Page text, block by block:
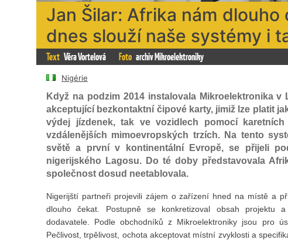
Jan Šilar: Afrika nám dlouho
dnes slouží naše systémy i
Text Věra Vortelová Foto archiv Mikroelektroniky
Nigérie
Když na podzim 2014 instalovala Mikroelektronika
akceptující bezkontaktní čipové karty, jimiž lze platit
výdej jízdenek, tak ve vozidlech pomocí
vzdálenějších mimoevropských trzích. Na tento
světě a první v kontinentální Evropě, se přijeli
nigerijského Lagosu. Do té doby představovala
společnost dosud neetablovala.
Nigerijští partneři projevili zájem o zařízení hned na místě a
dlouho čekat. Postupně se konkretizoval obsah projektu
dodavatele. Podle obchodníků z Mikroelektroniky jsou pro
Pečlivost, trpělivost, ochota akceptovat místní zvyklosti a